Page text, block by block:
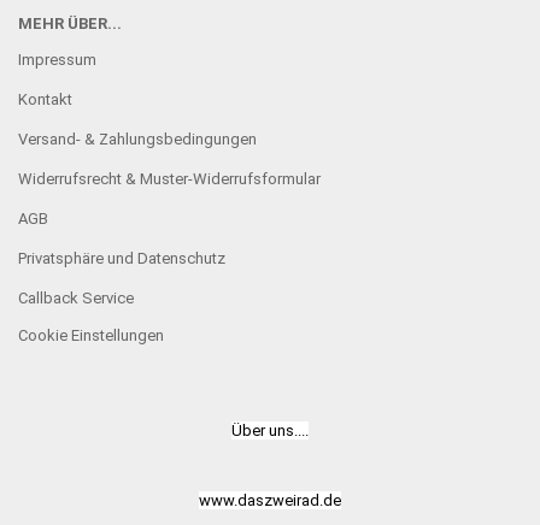
MEHR ÜBER...
Impressum
Kontakt
Versand- & Zahlungsbedingungen
Widerrufsrecht & Muster-Widerrufsformular
AGB
Privatsphäre und Datenschutz
Callback Service
Cookie Einstellungen
Über uns....
www.daszweirad.de